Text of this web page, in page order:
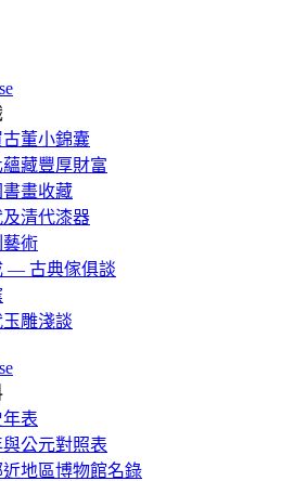
董小錦囊
藏豐厚財富
書畫收藏
清代漆器
術
— 古典傢俱談
雕淺談
表
公元對照表
地區博物館名錄